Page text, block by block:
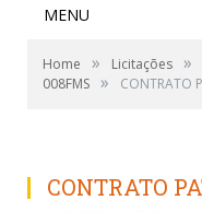
MENU
Home » Licitações »
008FMS » CONTRATO
CONTRATO